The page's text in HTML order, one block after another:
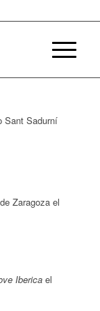
Zaragoza el
Ibericael